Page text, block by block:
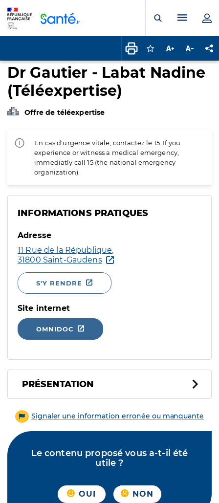
Ouvrir laMenu
Connectez-vous
Augmenter la
Dr Gautier - Labat Nadine
(Téléexpertise)
Offre de téléexpertise
En cas d'urgence vitale, contactez le 15. If you
experience or witness a medical emergency,
immediatly call 15 (the national emergency
organization).
INFORMATIONS PRATIQUES
Adresse
11 Rue de la République,
31800 Saint-Gaudens
S'Y RENDRE
Site internet
OMNIDOC
PRÉSENTATION
Signaler une information erronée ou manquante
Le contenu proposé vous a-t-il été
utile ?
OUI NON